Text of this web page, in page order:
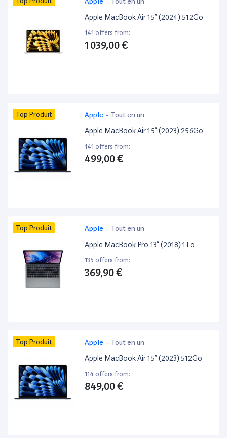
Apple MacBook Air 15” (2024) 512Go
141 offers from:
1 039,00 €
Top Produit Apple - Tout en un
Apple MacBook Air 15” (2023) 256Go
141 offers from:
499,00 €
Top Produit Apple - Tout en un
Apple MacBook Pro 13” (2018) 1To
135 offers from:
369,90 €
Top Produit Apple - Tout en un
Apple MacBook Air 15” (2023) 512Go
114 offers from:
849,00 €